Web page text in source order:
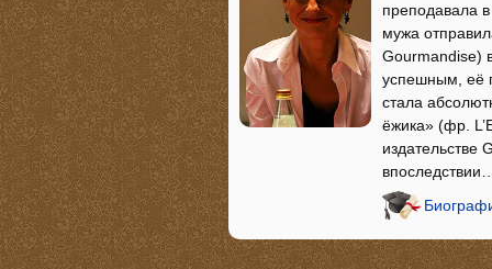
преподавала
мужа
Gourmandise)
успешным, её
стала
ёжика» (фр.
издательстве